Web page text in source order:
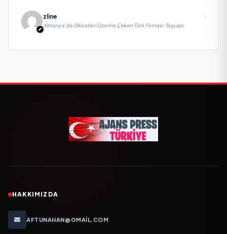
zline
Almanya’da Dikkatleri Üzerine Çeken Türk Firması: Taşyapı
HAKKIMIZDA
AFTUNAHAN@GMAIL.COM